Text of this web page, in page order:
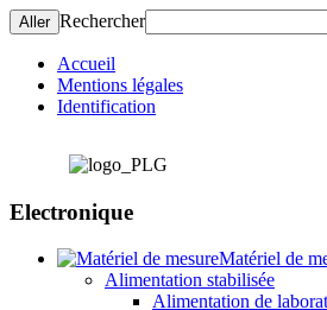
Rechercher
Accueil
Mentions légales
Identification
Electronique
Matériel de
Alimentation stabilisée
Alimentation de